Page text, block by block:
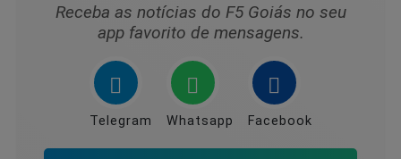
Receba as notícias do F5 Goiás no seu
app favorito de mensagens.
Telegram Whatsapp Facebook